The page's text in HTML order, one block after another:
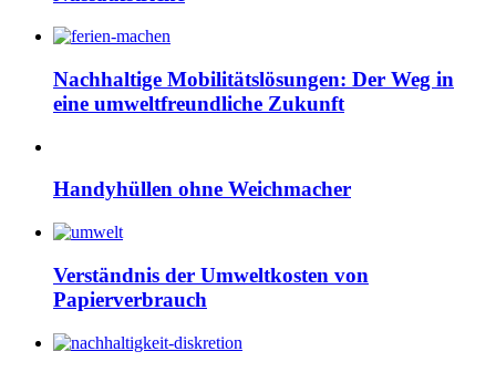
Nachhaltige Mobilitätslösungen: Der Weg in
eine umweltfreundliche Zukunft
Handyhüllen ohne Weichmacher
Verständnis der Umweltkosten von
Papierverbrauch